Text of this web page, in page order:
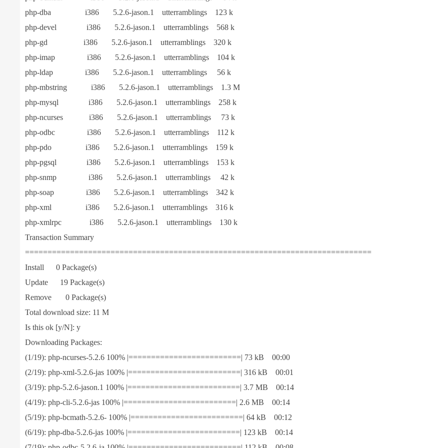
php-dba i386 5.2.6-jason.1 utterramblings 123 k
php-devel i386 5.2.6-jason.1 utterramblings 568 k
php-gd i386 5.2.6-jason.1 utterramblings 320 k
php-imap i386 5.2.6-jason.1 utterramblings 104 k
php-ldap i386 5.2.6-jason.1 utterramblings 56 k
php-mbstring i386 5.2.6-jason.1 utterramblings 1.3 M
php-mysql i386 5.2.6-jason.1 utterramblings 258 k
php-ncurses i386 5.2.6-jason.1 utterramblings 73 k
php-odbc i386 5.2.6-jason.1 utterramblings 112 k
php-pdo i386 5.2.6-jason.1 utterramblings 159 k
php-pgsql i386 5.2.6-jason.1 utterramblings 153 k
php-snmp i386 5.2.6-jason.1 utterramblings 42 k
php-soap i386 5.2.6-jason.1 utterramblings 342 k
php-xml i386 5.2.6-jason.1 utterramblings 316 k
php-xmlrpc i386 5.2.6-jason.1 utterramblings 130 k
Transaction Summary
=============================================================================
Install 0 Package(s)
Update 19 Package(s)
Remove 0 Package(s)
Total download size: 11 M
Is this ok [y/N]: y
Downloading Packages:
(1/19): php-ncurses-5.2.6 100% |=========================| 73 kB 00:00
(2/19): php-xml-5.2.6-jas 100% |=========================| 316 kB 00:01
(3/19): php-5.2.6-jason.1 100% |=========================| 3.7 MB 00:14
(4/19): php-cli-5.2.6-jas 100% |=========================| 2.6 MB 00:14
(5/19): php-bcmath-5.2.6- 100% |=========================| 64 kB 00:12
(6/19): php-dba-5.2.6-jas 100% |=========================| 123 kB 00:14